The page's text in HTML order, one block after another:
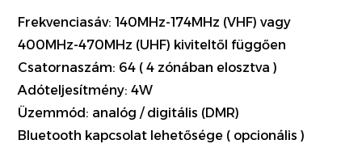
Frekvenciasáv: 140MHz-174MHz (VHF) vagy
400MHz-470MHz (UHF) kiviteltől függően
Csatornaszám: 64 ( 4 zónában elosztva )
Adóteljesítmény: 4W
Üzemmód: analóg / digitális (DMR)
Bluetooth kapcsolat lehetősége ( opcionális )